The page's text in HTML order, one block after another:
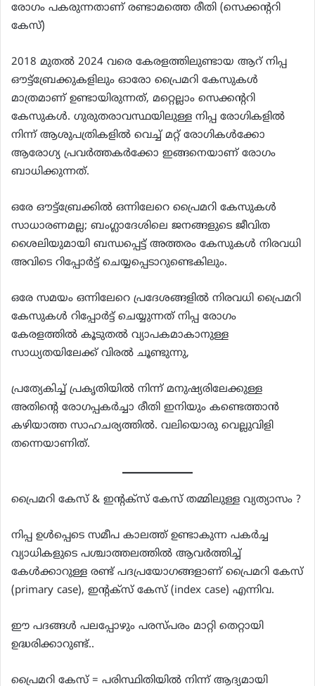
രോഗം പകരുന്നതാണ് രണ്ടാമത്തെ രീതി (സെക്കന്ററി
കേസ്)
2018 മുതൽ 2024 വരെ കേരളത്തിലുണ്ടായ ആറ് നിപ്പ
ഔട്ട്ബ്രേക്കുകളിലും ഓരോ പ്രൈമറി കേസുകൾ
മാത്രമാണ് ഉണ്ടായിരുന്നത്, മറ്റെല്ലാം സെക്കന്ററി
കേസുകൾ. ഗുരുതരാവസ്ഥയിലുള്ള നിപ്പ രോഗികളിൽ
നിന്ന് ആശുപത്രികളിൽ വെച്ച് മറ്റ് രോഗികൾക്കോ
ആരോഗ്യ പ്രവർത്തകർക്കോ ഇങ്ങനെയാണ് രോഗം
ബാധിക്കുന്നത്.
ഒരേ ഔട്ട്ബ്രേക്കിൽ ഒന്നിലേറെ പ്രൈമറി കേസുകൾ
സാധാരണമല്ല; ബംഗ്ലാദേശിലെ ജനങ്ങളുടെ ജീവിത
ശൈലിയുമായി ബന്ധപ്പെട്ട് അത്തരം കേസുകൾ നിരവധി
അവിടെ റിപ്പോർട്ട് ചെയ്യപ്പെടാറുണ്ടെകിലും.
ഒരേ സമയം ഒന്നിലേറെ പ്രദേശങ്ങളിൽ നിരവധി പ്രൈമറി
കേസുകൾ റിപ്പോർട്ട് ചെയ്യുന്നത് നിപ്പ രോഗം
കേരളത്തിൽ കൂടുതൽ വ്യാപകമാകാനുള്ള
സാധ്യതയിലേക്ക് വിരൽ ചൂണ്ടുന്നു,
പ്രത്യേകിച്ച് പ്രകൃതിയിൽ നിന്ന് മനുഷ്യരിലേക്കുള്ള
അതിന്റെ രോഗപ്പകർച്ചാ രീതി ഇനിയും കണ്ടെത്താൻ
കഴിയാത്ത സാഹചര്യത്തിൽ. വലിയൊരു വെല്ലുവിളി
തന്നെയാണിത്.
പ്രൈമറി കേസ് & ഇന്റക്സ് കേസ് തമ്മിലുള്ള വ്യത്യാസം ?
നിപ്പ ഉൾപ്പെടെ സമീപ കാലത്ത് ഉണ്ടാകുന്ന പകർച്ച
വ്യാധികളുടെ പശ്ചാത്തലത്തിൽ ആവർത്തിച്ച്
കേൾക്കാറുള്ള രണ്ട് പദപ്രയോഗങ്ങളാണ് പ്രൈമറി കേസ്
(primary case), ഇന്റക്സ് കേസ് (index case) എന്നിവ.
ഈ പദങ്ങൾ പലപ്പോഴും പരസ്പരം മാറ്റി തെറ്റായി
ഉദ്ധരിക്കാറുണ്ട്..
പ്രൈമറി കേസ് = പരിസ്ഥിതിയിൽ നിന്ന് ആദ്യമായി